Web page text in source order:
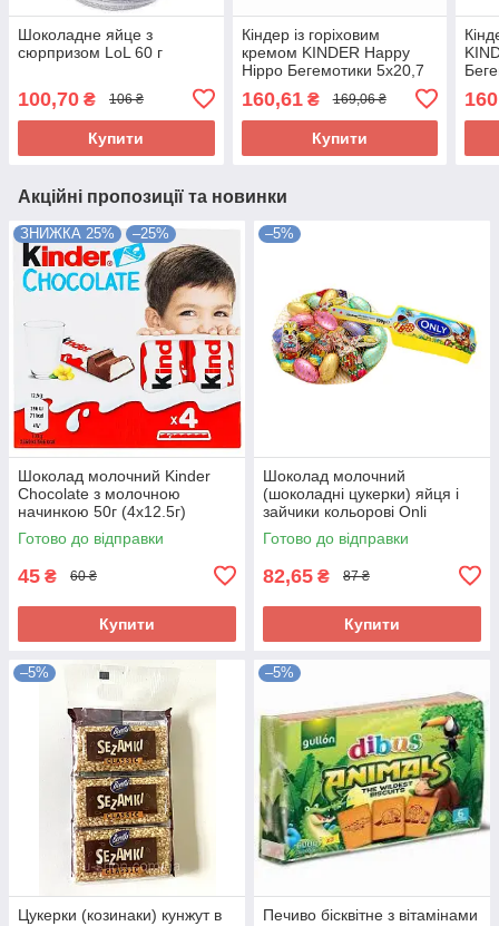
Шоколадне яйце з
сюрпризом LoL 60 г
100,70 ₴ 106 ₴
Купити
Кіндер із горіховим
кремом KINDER Happy
Hippo Бегемотики 5х20,7
160,61₴ 169,06 ₴
Купити
Акційні пропозиції та новинки
ЗНИЖКА 25% –25%
Шоколад молочний Kinder
Chocolate з молочною
начинкою 50г (4х12.5г)
Німеччина
Готово до відправки
45 ₴ 60 ₴
Купити
–5%
Шоколад молочний
(шоколадні цукерки) яйця і
зайчики кольорові Onli
Австрія 84г
Готово до відправки
82,65 ₴ 87 ₴
Купити
–5%
Цукерки (козинаки) кунжут в
–5%
Печиво бісквітне з вітамінами